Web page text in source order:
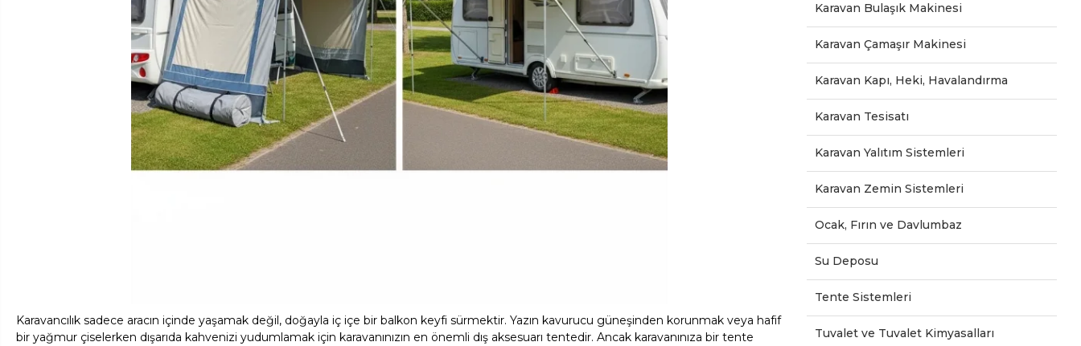
Karavancılık sadece aracın içinde yaşamak değil, doğayla iç içe bir balkon keyfi sürmektir. Yazın kavurucu güneşinden korunmak veya hafif
bir yağmur çiselerken dışarıda kahvenizi yudumlamak için karavanınızın en önemli dış aksesuarı tentedir. Ancak karavanınıza bir tente
Karavan Bulaşık Makinesi
Karavan Çamaşır Makinesi
Karavan Kapı, Heki, Havalandırma
Karavan Tesisatı
Karavan Yalıtım Sistemleri
Karavan Zemin Sistemleri
Ocak, Fırın ve Davlumbaz
Su Deposu
Tente Sistemleri
Tuvalet ve Tuvalet Kimyasalları